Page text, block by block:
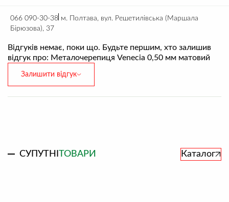
066 090-30-38 м. Полтава, вул. Решетилівська (Маршала
Бірюзова), 37
ВІДГУКИ
Відгуків немає, поки що. Будьте першим, хто залишив
відгук про: Металочерепиця Venecia 0,50 мм матовий
Залишити відгук
СУПУТНІ ТОВАРИ Каталог